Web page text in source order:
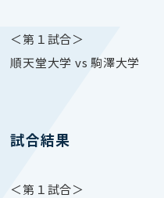
＜第１試合＞
順天堂大学 vs 駒澤大学
試合結果
＜第１試合＞